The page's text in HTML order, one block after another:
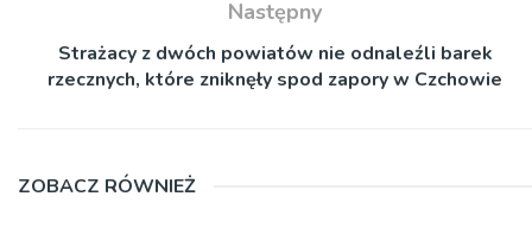
Następny
Strażacy z dwóch powiatów nie odnaleźli barek
rzecznych, które zniknęły spod zapory w Czchowie
ZOBACZ RÓWNIEŻ